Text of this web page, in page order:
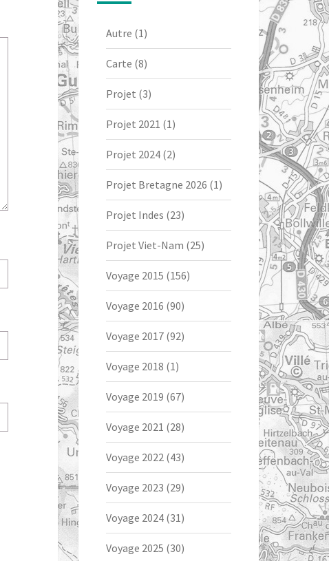
Autre (1)
Carte (8)
Projet (3)
Projet 2021 (1)
Projet 2024(2)
Projet Bretagne 2026 (1)
Projet Indes (23)
Projet Viet-Nam (25)
Voyage 2015 (156)
Voyage 2016 (90)
Voyage 2017(92)
Voyage 2018 (1)
Voyage 2019 (67)
Voyage 2021 (28)
Voyage 2022(43)
Voyage 2023 (29)
Voyage 2024(31)
Voyage 2025 (30)